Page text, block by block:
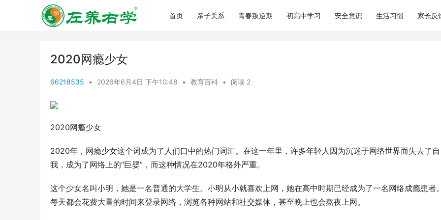
首页 亲子关系 青春叛逆期 初高中学习 安全意识 生活习惯 家长反
2020网瘾少女
66218535 • 2026年6月4日 下午10:48 • 教育百科 • 阅读 2
2020网瘾少女
2020年，网瘾少女这个词成为了人们口中的热门词汇。在这一年里，许多年轻人因为沉迷于网络世界而失去了自
我，成为了网络上的“巨婴”，而这种情况在2020年格外严重。
这个少女名叫小明，她是一名普通的大学生。小明从小就喜欢上网，她在高中时期已经成为了一名网络成瘾患者
每天都会花费大量的时间来登录网络，浏览各种网站和社交媒体，甚至晚上也会熬夜上网。